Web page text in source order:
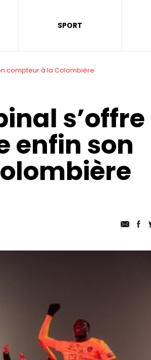
SPORT
compteur à la Colombière
s’offre
enfin son